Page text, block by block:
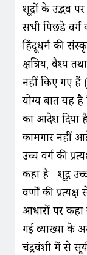
शूद्रों के उद्भव
सभी पिछड़े वर्ग
हिंदूधर्म की
क्षत्रिय, वैश्य
नहीं किए गए हैं
योग्य बात यह
का आदेश दिया
कामगार नहीं
उच्च वर्ग की
कहा है—शूद्र
वर्णों की
आधारों पर
गई व्याख्या के
चंद्रवंशी में से